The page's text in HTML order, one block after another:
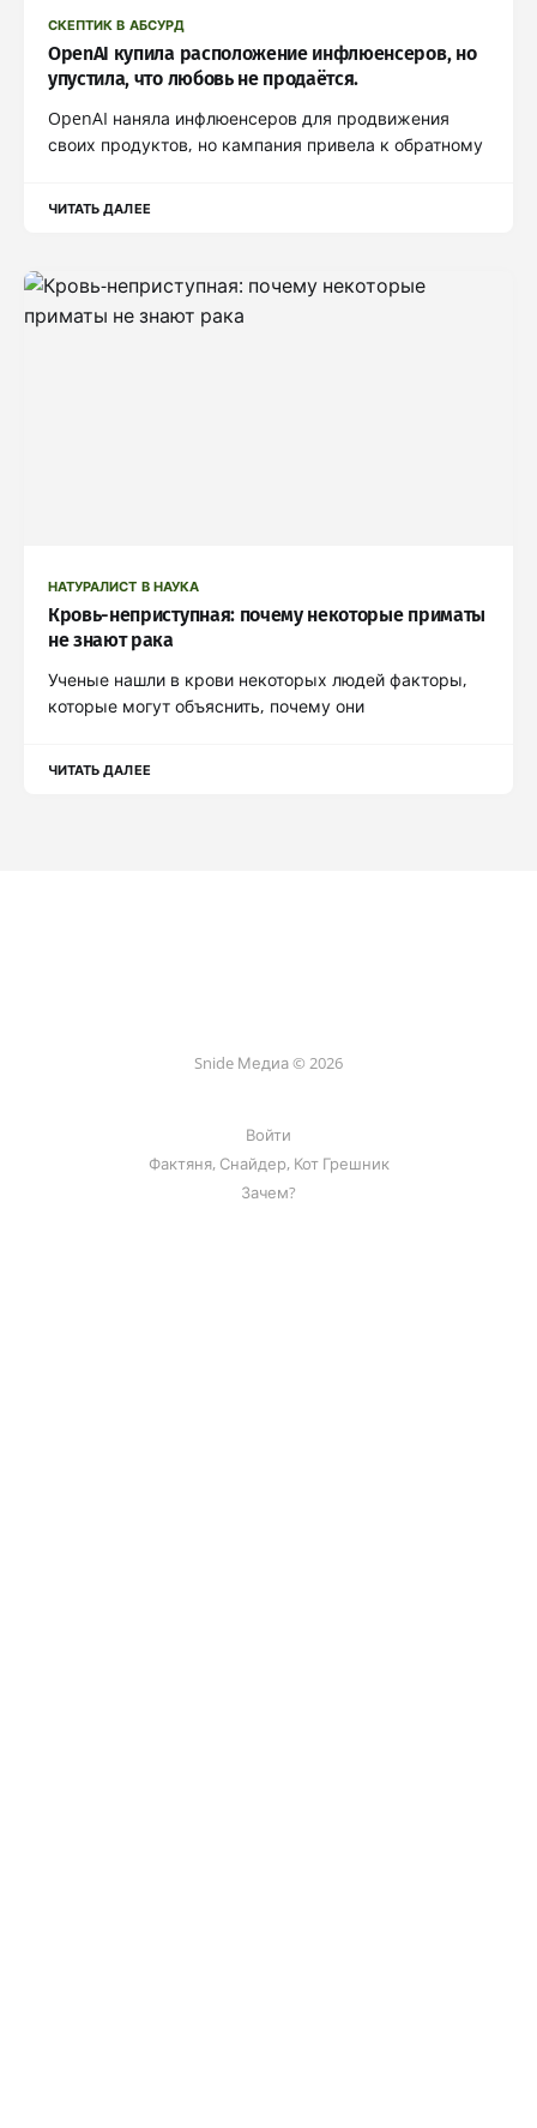
СКЕПТИК В АБСУРД
OpenAI купила расположение инфлюенсеров, но
упустила, что любовь не продаётся.
OpenAI наняла инфлюенсеров для продвижения
своих продуктов, но кампания привела к обратному
ЧИТАТЬ ДАЛЕЕ
НАТУРАЛИСТ В НАУКА
Кровь-неприступная: почему некоторые приматы
не знают рака
Ученые нашли в крови некоторых людей факторы,
которые могут объяснить, почему они
ЧИТАТЬ ДАЛЕЕ
Snide Медиа © 2026
Войти
Фактяня, Снайдер, Кот Грешник
Зачем?